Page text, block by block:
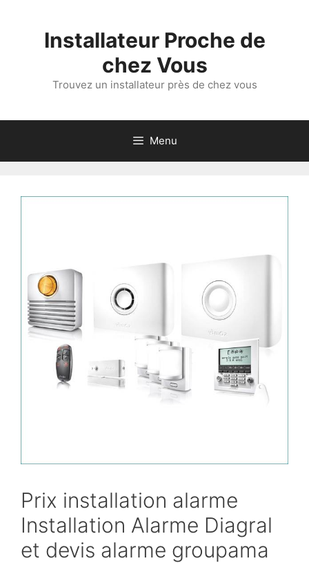
Installateur Proche de
chez Vous
Trouvez un installateur près de chez vous
Menu
Prix installation alarme
Installation Alarme Diagral
et devis alarme groupama